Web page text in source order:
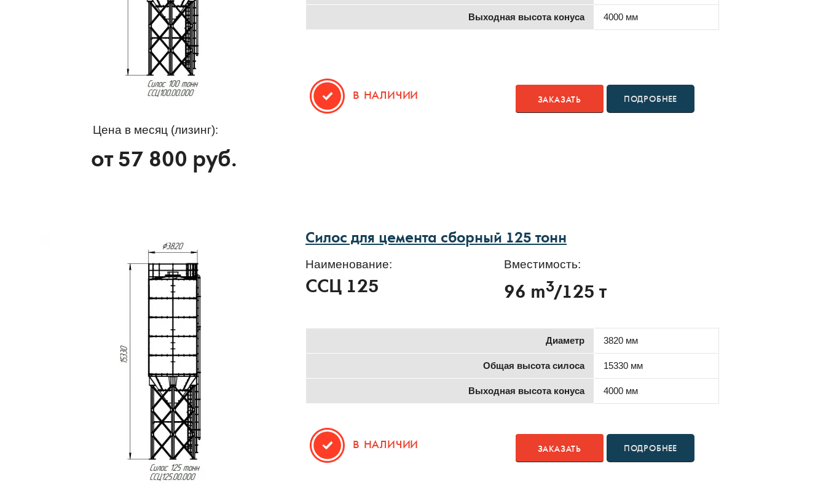
Цена в месяц (лизинг):
от 57 800 руб.
Выходная высота конуса 4000 мм
В НАЛИЧИИ ЗАКАЗАТЬ ПОДРОБНЕЕ
Силос для цемента сборный 125 тонн
Наименование:
ССЦ 125
Вместимость:
96 m3/125 т
Диаметр 3820 мм
Общая высота силоса 15330 мм
Выходная высота конуса 4000 мм
В НАЛИЧИИ ЗАКАЗАТЬ ПОДРОБНЕЕ